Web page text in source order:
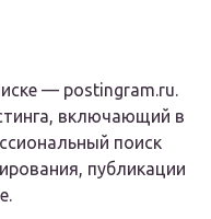
— postingram.ru.
включающий в
поиск
публикации